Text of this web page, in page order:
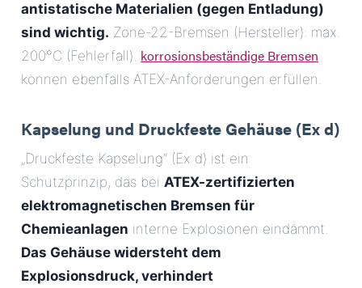
antistatische Materialien (gegen Entladung)
sind wichtig. Zone-22-Bremsen (Hersteller): max.
200°C (Fehlerfall). korrosionsbeständige Bremsen
können ebenfalls ATEX-Anforderungen erfüllen.
Kapselung und Druckfeste Gehäuse (Ex d)
„Druckfeste Kapselung“ (Ex d) ist ein
Schutzprinzip, das bei ATEX-zertifizierten
elektromagnetischen Bremsen für
Chemieanlagen interne Explosionen eindämmt.
Das Gehäuse widersteht dem
Explosionsdruck, verhindert